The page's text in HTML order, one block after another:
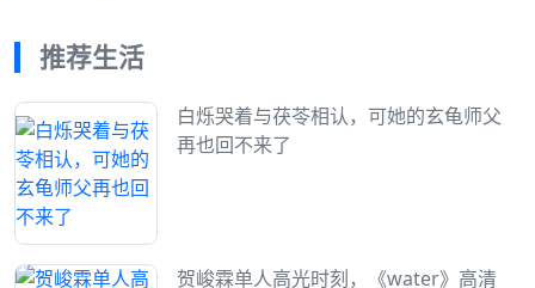
推荐生活
白烁哭着与茯苓相认，可她的玄龟师父
再也回不来了
贺峻霖单人高光时刻，《water》高清